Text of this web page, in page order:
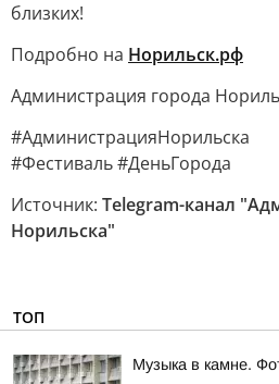
близких!
Подробно на Норильск.рф
Администрация города
#Фестиваль #ДеньГорода
Источник: Telegram-канал
Норильска"
ТОП
Музыка в камне.